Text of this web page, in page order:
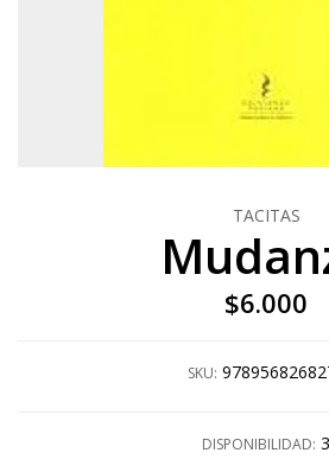
TACITAS
$6.000
SKU:
DISPONIBILIDAD: 3